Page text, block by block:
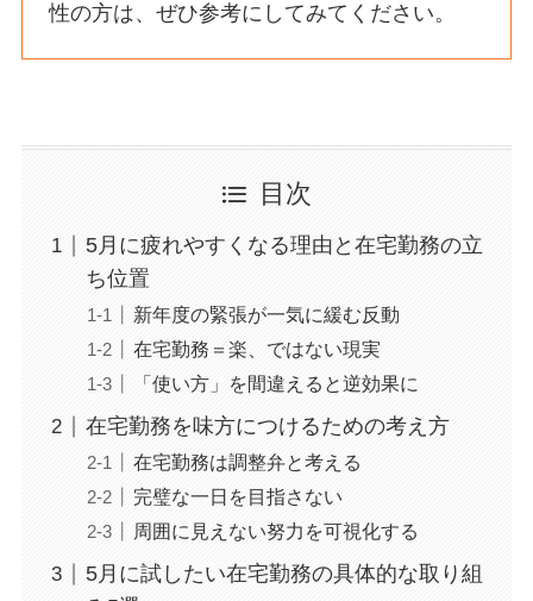
性の方は、ぜひ参考にしてみてください。
目次
5月に疲れやすくなる理由と在宅勤務の立
ち位置
新年度の緊張が一気に緩む反動
在宅勤務＝楽、ではない現実
「使い方」を間違えると逆効果に
在宅勤務を味方につけるための考え方
在宅勤務は調整弁と考える
完璧な一日を目指さない
周囲に見えない努力を可視化する
5月に試したい在宅勤務の具体的な取り組